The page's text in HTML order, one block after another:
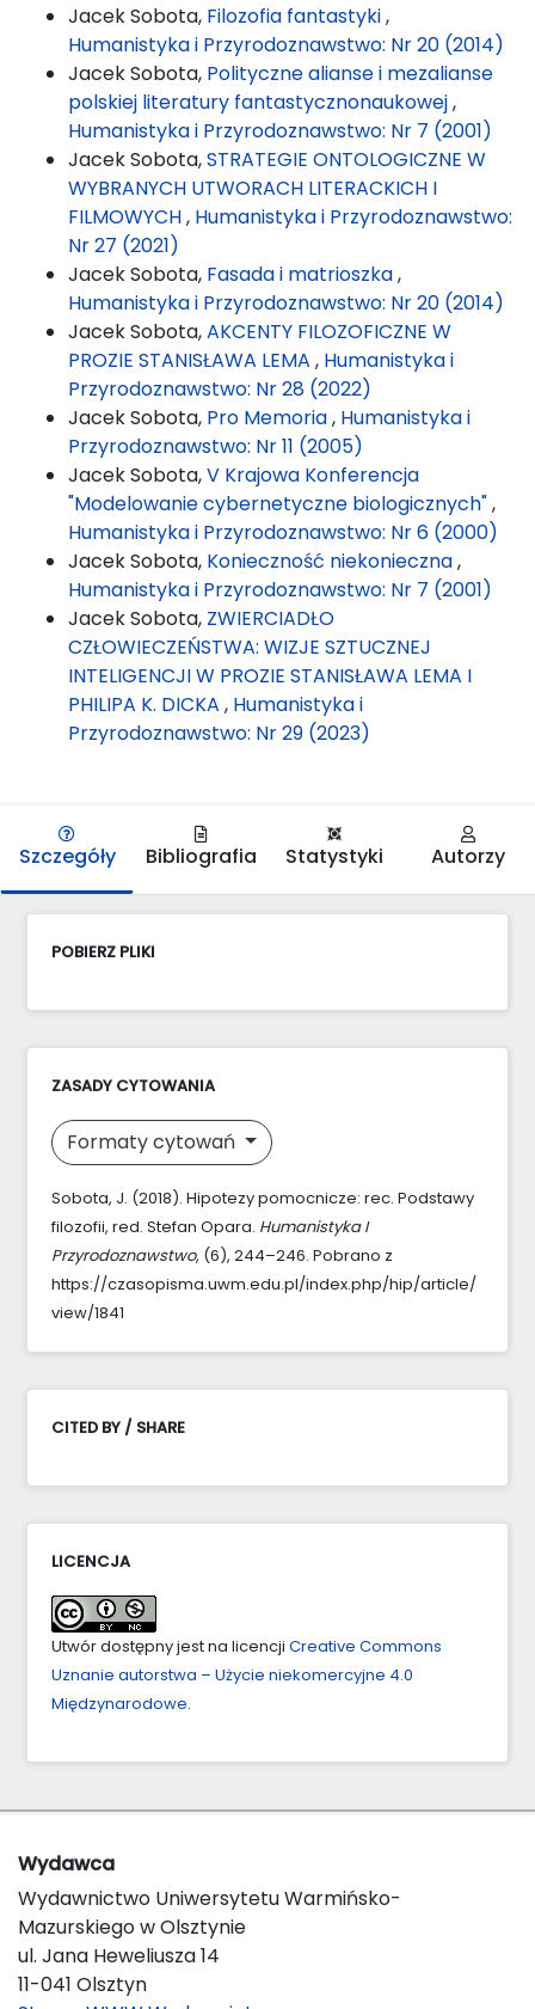
Jacek Sobota, Filozofia fantastyki,
Humanistyka i Przyrodoznawstwo: Nr 20 (2014)
Jacek Sobota, Polityczne alianse i mezalianse
polskiej literatury fantastycznonaukowej,
Humanistyka i Przyrodoznawstwo: Nr 7 (2001)
Jacek Sobota,STRATEGIE ONTOLOGICZNE W
WYBRANYCH UTWORACH LITERACKICH I
FILMOWYCH, Humanistyka i Przyrodoznawstwo:
Nr 27 (2021)
Jacek Sobota, Fasada i matrioszka,
Humanistyka i Przyrodoznawstwo: Nr 20 (2014)
Jacek Sobota,AKCENTY FILOZOFICZNE W
PROZIE STANISŁAWA LEMA , Humanistyka i
Przyrodoznawstwo: Nr 28 (2022)
Jacek Sobota, Pro Memoria, Humanistyka i
Przyrodoznawstwo: Nr 11 (2005)
Jacek Sobota,V Krajowa Konferencja
"Modelowanie cybernetyczne biologicznych",
Humanistyka i Przyrodoznawstwo: Nr 6 (2000)
Jacek Sobota, Konieczność niekonieczna,
Humanistyka i Przyrodoznawstwo: Nr 7 (2001)
Jacek Sobota, ZWIERCIADŁO
CZŁOWIECZEŃSTWA: WIZJE SZTUCZNEJ
INTELIGENCJI W PROZIE STANISŁAWA LEMA I
PHILIPA K. DICKA , Humanistyka i
Przyrodoznawstwo: Nr 29 (2023)
Szczegóły Bibliografia Statystyki Autorzy
POBIERZ PLIKI
ZASADY CYTOWANIA
Formaty cytowań
Sobota, J. (2018). Hipotezy pomocnicze: rec. Podstawy
filozofii, red. Stefan Opara. Humanistyka I
Przyrodoznawstwo, (6), 244–246. Pobrano z
https://czasopisma.uwm.edu.pl/index.php/hip/article/
view/1841
CITED BY / SHARE
LICENCJA
Utwór dostępny jest na licencji Creative Commons
Uznanie autorstwa – Użycie niekomercyjne 4.0
Międzynarodowe.
Wydawca
Wydawnictwo Uniwersytetu Warmińsko-
Mazurskiego w Olsztynie
ul. Jana Heweliusza 14
11-041 Olsztyn